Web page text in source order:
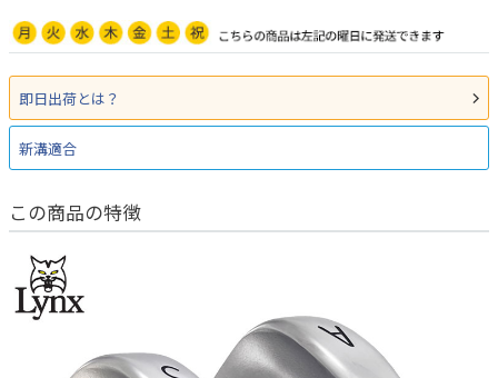
即日出荷とは？
新溝適合
この商品の特徴